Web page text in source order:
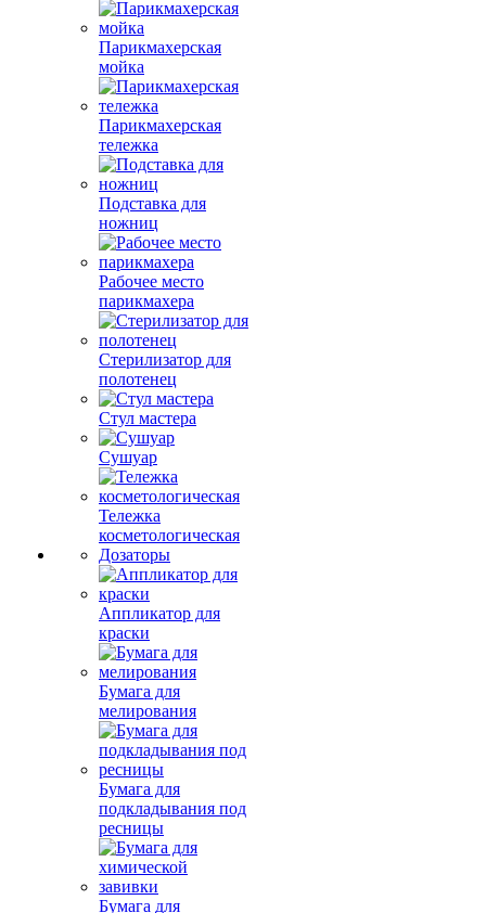
Парикмахерская
мойка
Парикмахерская
тележка
Подставка для
ножниц
Рабочее место
парикмахера
Стерилизатор для
полотенец
Стул мастера
Сушуар
Тележка
косметологическая
Дозаторы
Аппликатор для
краски
Бумага для
мелирования
Бумага для
подкладывания под
ресницы
Бумага для